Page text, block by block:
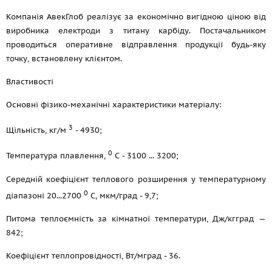
Компанія АвекГлоб реалізує за економічно вигідною ціною від
виробника електроди з титану карбіду. Постачальником
проводиться оперативне відправлення продукції будь-яку
точку, встановлену клієнтом.
Властивості
Основні фізико-механічні характеристики матеріалу:
Щільність, кг/м 3 - 4930;
Температура плавлення, 0 С - 3100 ... 3200;
Середній коефіцієнт теплового розширення у температурному
діапазоні 20...2700 0 С, мкм/град - 9,7;
Питома теплоємність за кімнатної температури, Дж/кгград —
842;
Коефіцієнт теплопровідності, Вт/мград - 36.